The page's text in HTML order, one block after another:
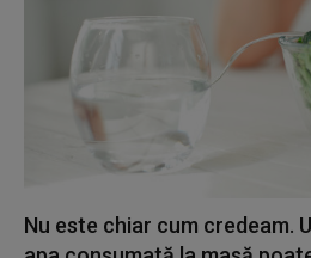
Nu este chiar cum credeam.